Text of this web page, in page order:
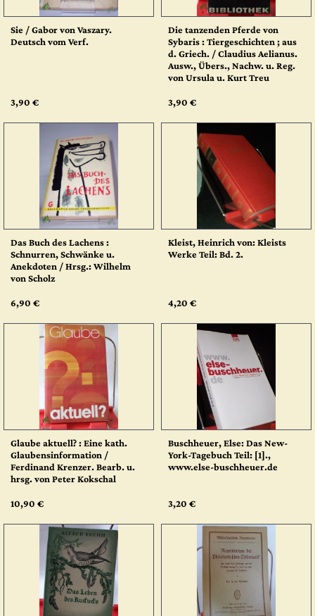
Sie / Gabor von Vaszary.
Deutsch vom Verf.
3,90 €
Die tanzenden Pferde von
Sybaris : Tiergeschichten ; aus
d. Griech. / Claudius Aelianus.
Ausw., Übers., Nachw. u. Reg.
von Ursula u. Kurt Treu
3,90 €
Das Buch des Lachens :
Schnurren, Schwänke u.
Anekdoten / Hrsg.: Wilhelm
von Scholz
6,90 €
Kleist, Heinrich von: Kleists
Werke Teil: Bd. 2.
4,20 €
Glaube aktuell? : Eine kath.
Glaubensinformation /
Ferdinand Krenzer. Bearb. u.
hrsg. von Peter Kokschal
10,90 €
Buschheuer, Else: Das New-
York-Tagebuch Teil: [1].,
www.else-buschheuer.de
3,20 €